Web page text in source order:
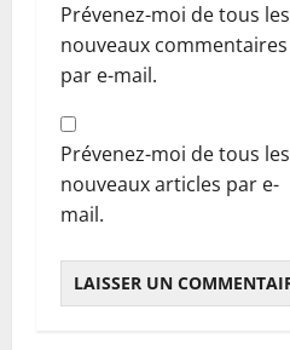
Prévenez-moi de tous les
nouveaux commentaires
par e-mail.
Prévenez-moi de tous les
nouveaux articles par e-
mail.